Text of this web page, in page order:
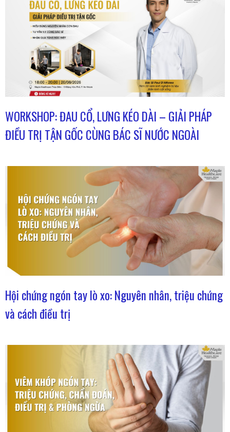
WORKSHOP: ĐAU CỔ, LƯNG KÉO DÀI – GIẢI PHÁP
ĐIỀU TRỊ TẬN GỐC CÙNG BÁC SĨ NƯỚC NGOÀI
Hội chứng ngón tay lò xo: Nguyên nhân, triệu chứng
và cách điều trị